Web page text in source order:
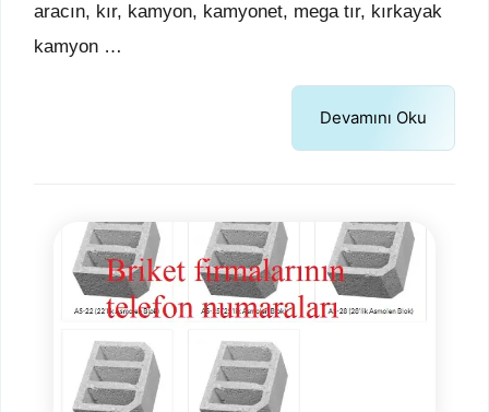
aracın, kır, kamyon, kamyonet, mega tır, kırkayak
kamyon …
Devamını Oku